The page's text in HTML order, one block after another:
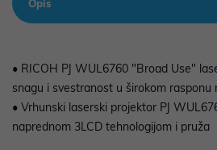
Opis
• RICOH PJ WUL6760 "Broad Use"
snagu i svestranost u širokom rasponu
• Vrhunski laserski projektor PJ
naprednom 3LCD tehnologijom i pruža